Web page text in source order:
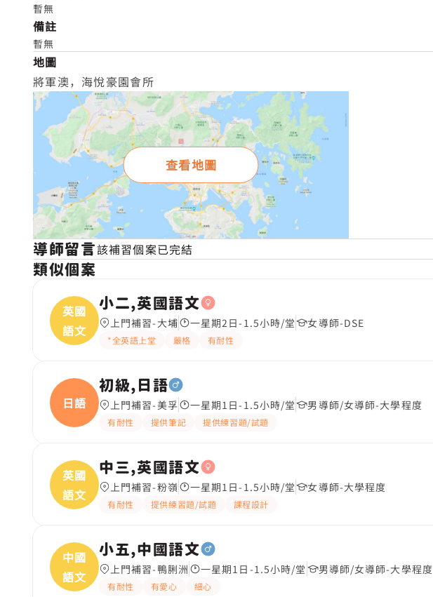
暫無
備註
暫無
地圖
將軍澳，海悅豪園會所
查看地圖
導師留言該補習個案已完結
類似個案
英國
語文
小二,英國語文
上門補習-大埔 一星期2日-1.5小時/堂 女導師-DSE
*全英語上堂 嚴格 有耐性
日語
初級,日語
上門補習-美孚 一星期1日-1.5小時/堂 男導師/女導師-大學程度
有耐性 提供筆記 提供練習題/試題
英國
語文
中三,英國語文
上門補習-粉嶺 一星期1日-1.5小時/堂 女導師-大學程度
有耐性 提供練習題/試題 課程設計
中國
語文
小五,中國語文
上門補習-鴨脷洲 一星期1日-1.5小時/堂 男導師/女導師-大學程度
有耐性 有愛心 細心